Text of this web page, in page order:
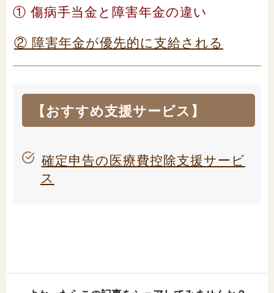
① 傷病手当金と障害年金の違い
② 障害年金が優先的に支給される
【おすすめ支援サービス】
確定申告の医療費控除支援サービ
ス